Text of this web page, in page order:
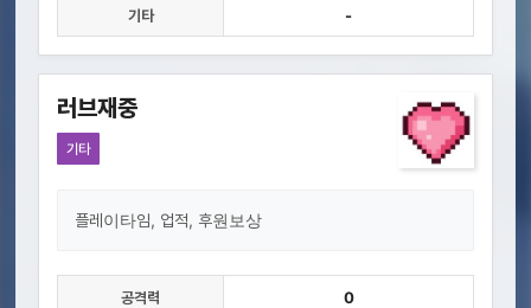
기타 -
러브재중
기타
플레이타임, 업적, 후원보상
공격력 0